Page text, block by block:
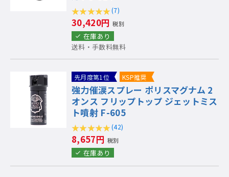
(7)
30,420円 税別
在庫あり
送料・手数料無料
先月度第1位 KSP推奨
強力催涙スプレー ポリスマグナム 2
オンス フリップトップ ジェットミス
ト噴射 F-605
(42)
8,657円 税別
在庫あり